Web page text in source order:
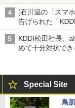
[石川温の「スマ
告げられた「
穴と楽天モバイ
KDDI松田社長、
めて十分対抗でき
Special Site
鳥